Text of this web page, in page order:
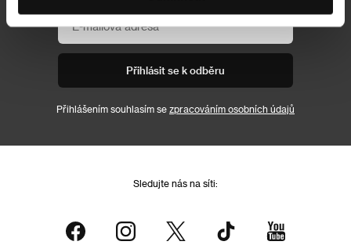
Přihlásit se k odběru
Přihlášením souhlasím se zpracováním osobních údajů
Sledujte nás na síti: